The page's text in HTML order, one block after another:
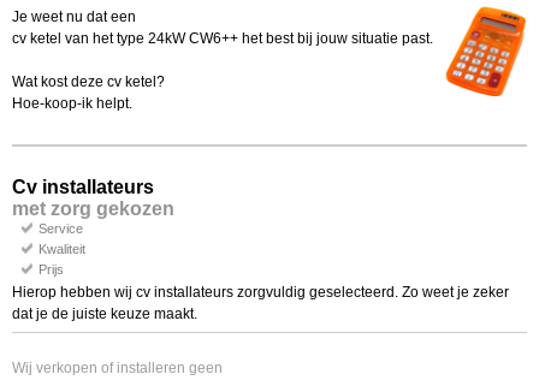
Je weet nu dat een
cv ketel van het type 24kW CW6++ het best bij jouw situatie past.
Wat kost deze cv ketel?
Hoe-koop-ik helpt.
Cv installateurs
met zorg gekozen
Service
Kwaliteit
Prijs
Hierop hebben wij cv installateurs zorgvuldig geselecteerd. Zo weet je zeker
dat je de juiste keuze maakt.
Wij verkopen of installeren geen